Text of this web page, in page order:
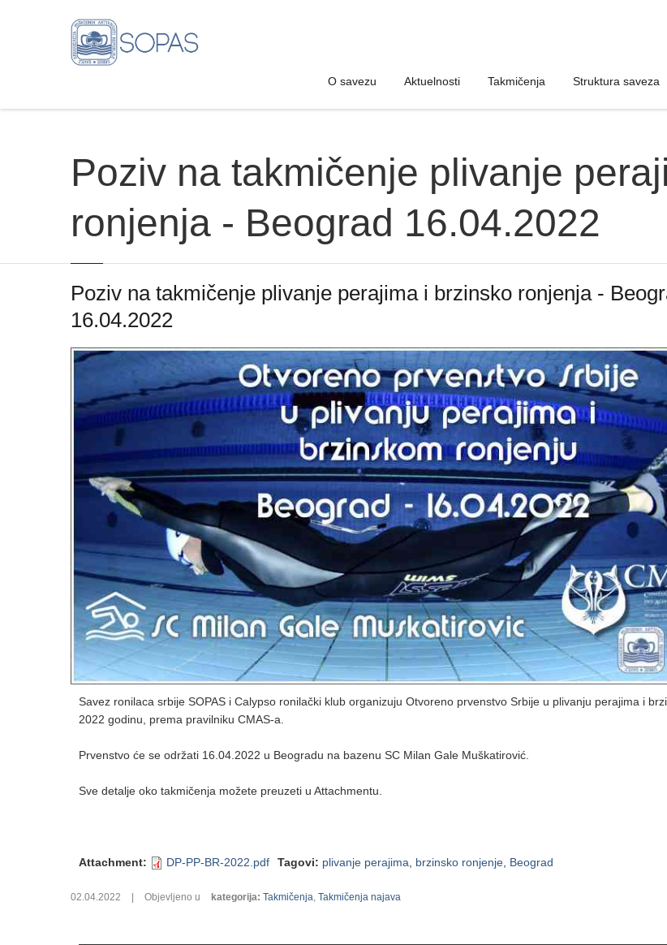
O savezu Aktuelnosti Takmičenja Struktura saveza
O savezu Aktuelnosti Takmičenja Struktura saveza
Poziv na takmičenje plivanje
ronjenja - Beograd 16.04.2022
Poziv na takmičenje plivanje perajima i brzinsko ronjenja -
16.04.2022
Savez ronilaca srbije SOPAS i Calypso ronilački klub organizuju Otvoreno prvenstvo Srbije u plivanju perajima i
2022 godinu, prema pravilniku CMAS-a.
Prvenstvo će se održati 16.04.2022 u Beogradu na bazenu SC Milan Gale Muškatirović.
Sve detalje oko takmičenja možete preuzeti u Attachmentu.
Attachment: DP-PP-BR-2022.pdf Tagovi: plivanje perajima brzinsko ronjenje Beograd
02.04.2022 | Objevljeno u kategorija: Takmičenja, Takmičenja najava